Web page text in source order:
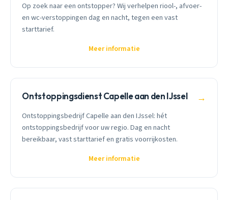
Op zoek naar een ontstopper? Wij verhelpen riool-, afvoer-
en wc-verstoppingen dag en nacht, tegen een vast
starttarief.
Meer informatie
Ontstoppingsdienst Capelle aan den IJssel →
Ontstoppingsbedrijf Capelle aan den IJssel: hét
ontstoppingsbedrijf voor uw regio. Dag en nacht
bereikbaar, vast starttarief en gratis voorrijkosten.
Meer informatie